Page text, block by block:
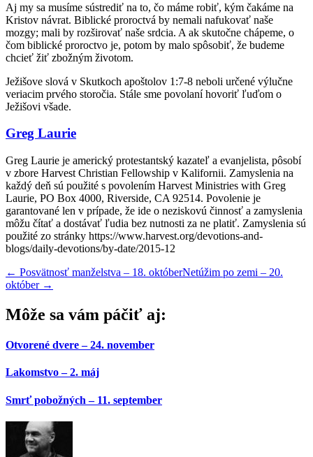
Aj my sa musíme sústrediť na to, čo máme robiť, kým čakáme na
Kristov návrat. Biblické proroctvá by nemali nafukovať naše
mozgy; mali by rozširovať naše srdcia. A ak skutočne chápeme, o
čom biblické proroctvo je, potom by malo spôsobiť, že budeme
chcieť žiť zbožným životom.
Ježišove slová v Skutkoch apoštolov 1:7-8 neboli určené výlučne
veriacim prvého storočia. Stále sme povolaní hovoriť ľuďom o
Ježišovi všade.
Greg Laurie
Greg Laurie je americký protestantský kazateľ a evanjelista, pôsobí
v zbore Harvest Christian Fellowship v Kalifornii. Zamyslenia na
každý deň sú použité s povolením Harvest Ministries with Greg
Laurie, PO Box 4000, Riverside, CA 92514. Povolenie je
garantované len v prípade, že ide o neziskovú činnosť a zamyslenia
môžu čítať a dostávať ľudia bez nutnosti za ne platiť. Zamyslenia sú
použité zo stránky https://www.harvest.org/devotions-and-
blogs/daily-devotions/by-date/2015-12
← Posvätnosť manželstva – 18. októberNetúžim po zemi – 20.
október →
Môže sa vám páčiť aj:
Otvorené dvere – 24. november
Lakomstvo – 2. máj
Smrť pobožných – 11. september